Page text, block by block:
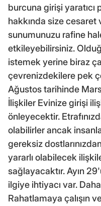
burcuna girişi
hakkında size
sunumunuzu rafine
etkileyebilirsiniz.
istemek yerine biraz
çevrenizdekilere pek
Ağustos tarihinde
İlişkiler Evinize girişi
önleyecektir.
olabilirler ancak
gereksiz
yararlı olabilecek
sağlayacaktır. Ayın
ilgiye ihtiyacı var.
Rahatlamaya çalışın